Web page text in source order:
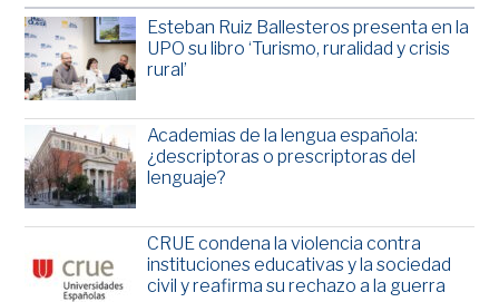
Esteban Ruiz Ballesteros presenta en la
UPO su libro ‘Turismo, ruralidad y crisis
rural’
Academias de la lengua española:
¿descriptoras o prescriptoras del
lenguaje?
CRUE condena la violencia contra
instituciones educativas y la sociedad
civil y reafirma su rechazo a la guerra